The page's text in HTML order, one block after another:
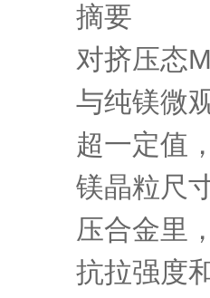
摘要
对挤压态
与纯镁微
超一定值
镁晶粒尺
压合金里
抗拉强度